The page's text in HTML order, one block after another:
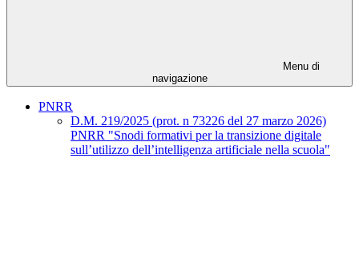
Menu di
navigazione
PNRR
D.M. 219/2025 (prot. n 73226 del 27 marzo 2026)
PNRR "Snodi formativi per la transizione digitale
sull’utilizzo dell’intelligenza artificiale nella scuola"